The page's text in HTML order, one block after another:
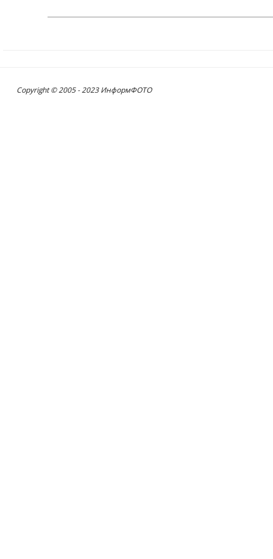
Copyright © 2005 - 2023 ИнформФОТО